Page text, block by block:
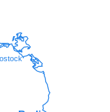
für die
oder eine